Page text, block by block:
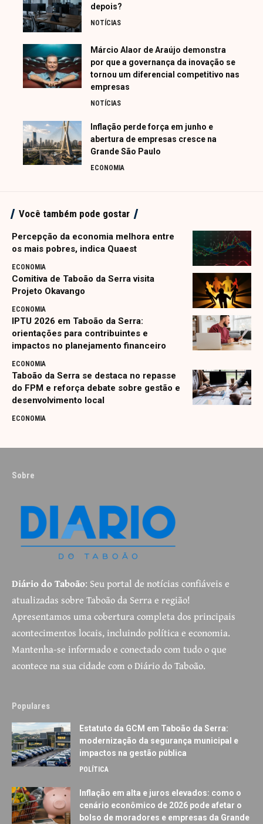
depois?
NOTÍCIAS
Márcio Alaor de Araújo demonstra
por que a governança da inovação se
tornou um diferencial competitivo nas
empresas
NOTÍCIAS
Inflação perde força em junho e
abertura de empresas cresce na
Grande São Paulo
ECONOMIA
Você também pode gostar
Percepção da economia melhora entre
os mais pobres, indica Quaest
ECONOMIA
Comitiva de Taboão da Serra visita
Projeto Okavango
ECONOMIA
IPTU 2026 em Taboão da Serra:
orientações para contribuintes e
impactos no planejamento financeiro
ECONOMIA
Taboão da Serra se destaca no repasse
do FPM e reforça debate sobre gestão e
desenvolvimento local
ECONOMIA
Sobre
Diário do Taboão: Seu portal de notícias confiáveis e
atualizadas sobre Taboão da Serra e região!
Apresentamos uma cobertura completa dos principais
acontecimentos locais, incluindo política e economia.
Mantenha-se informado e conectado com tudo o que
acontece na sua cidade com o Diário do Taboão.
Populares
Estatuto da GCM em Taboão da Serra:
modernização da segurança municipal e
impactos na gestão pública
POLÍTICA
Inflação em alta e juros elevados: como o
cenário econômico de 2026 pode afetar o
bolso de moradores e empresas da Grande